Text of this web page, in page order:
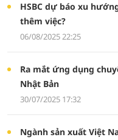
HSBC dự báo xu
thêm việc?
06/08/2025 22:25
Ra mắt ứng dụng
Nhật Bản
30/07/2025 17:32
Ngành sản xuất Việt